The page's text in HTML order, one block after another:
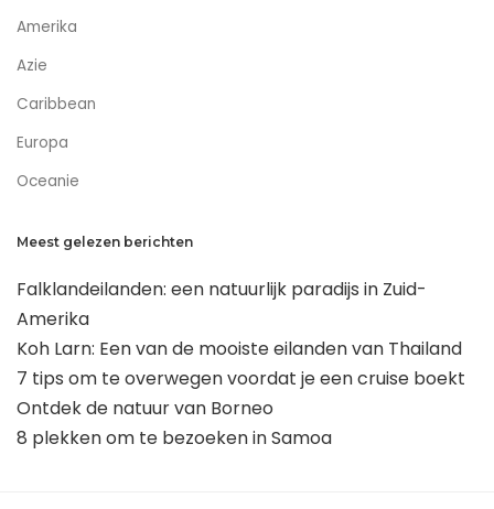
Amerika
Azie
Caribbean
Europa
Oceanie
Meest gelezen berichten
Falklandeilanden: een natuurlijk paradijs in Zuid-
Amerika
Koh Larn: Een van de mooiste eilanden van Thailand
7 tips om te overwegen voordat je een cruise boekt
Ontdek de natuur van Borneo
8 plekken om te bezoeken in Samoa